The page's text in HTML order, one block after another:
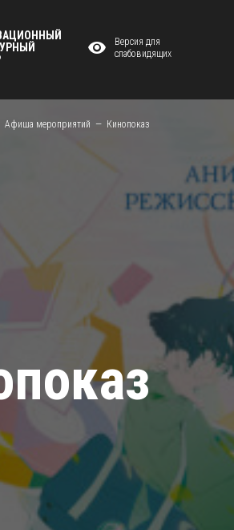
Версия для
слабовидящих
Афиша мероприятий Кинопоказ